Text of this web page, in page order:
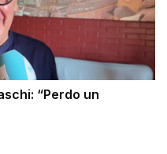
“Perdo un